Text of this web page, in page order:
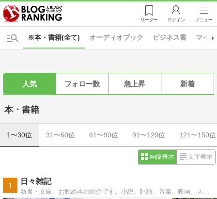
リーダー ログイン メニュー
※本・書籍(全て) オーディオブック ビジネス書 マイ
人気 フォロー数 急上昇 新着
本・書籍
1〜30位 31〜60位 61〜90位 91〜120位 121〜150位
画像表示 文字表示
1
日々雑記